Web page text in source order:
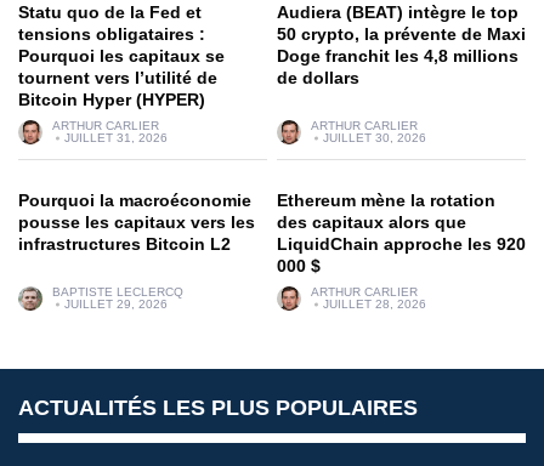
Statu quo de la Fed et
tensions obligataires :
Pourquoi les capitaux se
tournent vers l’utilité de
Bitcoin Hyper (HYPER)
ARTHUR CARLIER
JUILLET 31, 2026
Audiera (BEAT) intègre le top
50 crypto, la prévente de Maxi
Doge franchit les 4,8 millions
de dollars
ARTHUR CARLIER
JUILLET 30, 2026
Pourquoi la macroéconomie
pousse les capitaux vers les
infrastructures Bitcoin L2
BAPTISTE LECLERCQ
JUILLET 29, 2026
Ethereum mène la rotation
des capitaux alors que
LiquidChain approche les 920
000 $
ARTHUR CARLIER
JUILLET 28, 2026
ACTUALITÉS LES PLUS POPULAIRES